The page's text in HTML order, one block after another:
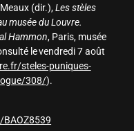
(dir.),Les stèles
musée du Louvre.
Hammon, Paris, musée
le vendredi 7 août
steles-puniques-
308/).